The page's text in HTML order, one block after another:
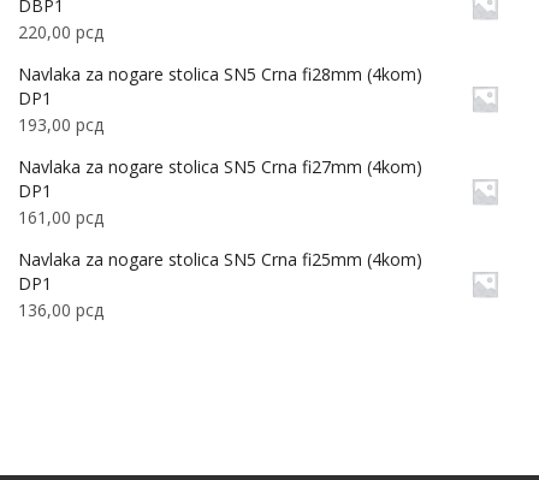
DBP1
220,00 рсд
Navlaka za nogare stolica SN5 Crna fi28mm (4kom)
DP1
193,00 рсд
Navlaka za nogare stolica SN5 Crna fi27mm (4kom)
DP1
161,00 рсд
Navlaka za nogare stolica SN5 Crna fi25mm (4kom)
DP1
136,00 рсд